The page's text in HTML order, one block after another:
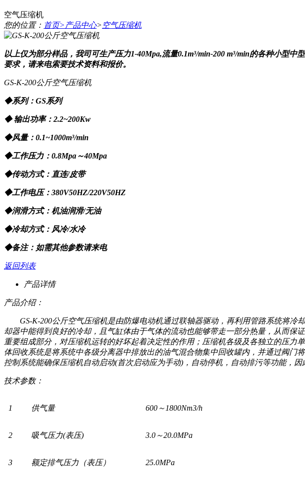
空气压缩机
您的位置： 首页>产品中心>空气压缩机
以上仅为部分样品，我司可生产压力1-40Mpa,流量0.1m³/min-200 m³/min的各种小型
要求，请来电索要技术资料和报价。
GS-K-200公斤空气压缩机
◆系列：GS系列
◆ 输出功率：2.2~200Kw
◆风量：0.1~1000m³/min
◆工作压力：0.8Mpa～40Mpa
◆传动方式：直连/皮带
◆工作电压：380V50HZ/220V50HZ
◆润滑方式：机油润滑/无油
◆冷却方式：风冷/水冷
◆备注：如需其他参数请来电
返回列表
产品详情
产品介绍：
GS-K-200公斤空气压缩机是由防爆电动机通过联轴器驱动，再利用管路系统将
却器中能得到良好的冷却，且气缸体由于气体的流动也能够带走一部分热量，从而
重要组成部分，对压缩机运转的好坏起着决定性的作用；压缩机各级及各独立的压
体回收系统是将系统中各级分离器中排放出的油气混合物集中回收罐内，并通过阀
控制系统能确保压缩机自动启动(首次启动应为手动)，自动停机，自动排污等功能，
技术参数：
1 供气量 600～1800Nm3/h
2 吸气压力(表压) 3.0～20.0MPa
3 额定排气压力（表压） 25.0MPa